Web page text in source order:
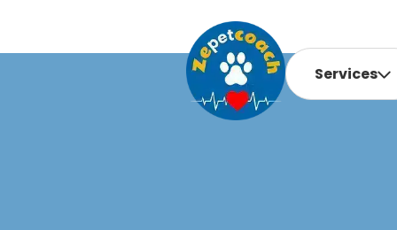
Services